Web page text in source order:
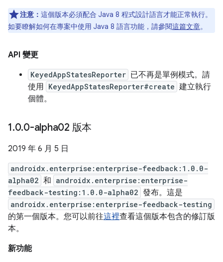
注意： 這個版本必須配合 Java 8 程式設計語言才能正常執行。
如要瞭解如何在專案中使用 Java 8 語言功能，請參閱這篇文章。
API 變更
KeyedAppStatesReporter 已不再是單例模式。請
使用 KeyedAppStatesReporter#create 建立執行
個體。
1.0.0-alpha02 版本
2019 年 6 月 5 日
androidx.enterprise:enterprise-feedback:1.0.0-
alpha02 和 androidx.enterprise:enterprise-
feedback-testing:1.0.0-alpha02 發布。這是
androidx.enterprise:enterprise-feedback-testing
的第一個版本。您可以前往這裡查看這個版本包含的修訂版
本。
新功能